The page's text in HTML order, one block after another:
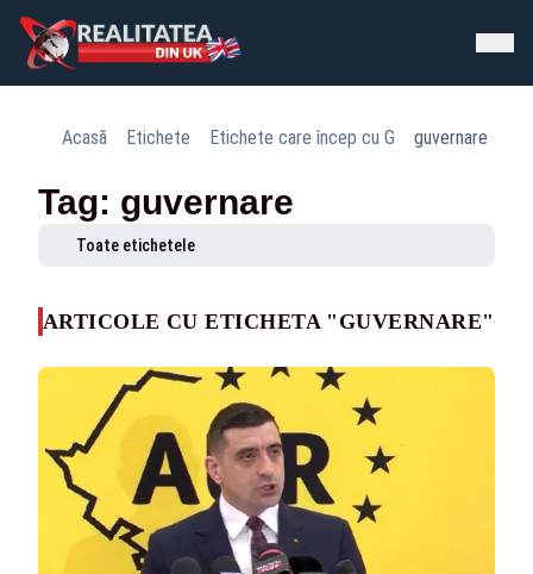
Acasă Etichete Etichete care încep cu G guvernare
Tag: guvernare
Toate etichetele
ARTICOLE CU ETICHETA "GUVERNARE"